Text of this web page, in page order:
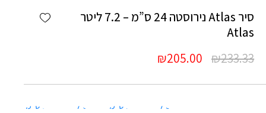
wishlist
סיר Atlas נירוסטה 24 ס”מ – 7.2 ליטר
Atlas
₪233.33
המחיר
היה:
₪233.33.
₪205.00 המחיר
הוא:
₪205.00.
3.6 ל' 20 ס"מ 6.8 ל' 30 ס"מ